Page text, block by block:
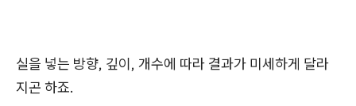
실을 넣는 방향, 깊이, 개수에 따라 결과가 미세하게 달라
지곤 하죠.